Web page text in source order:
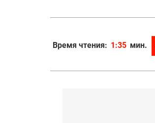
Время чтения: 1:35 мин.